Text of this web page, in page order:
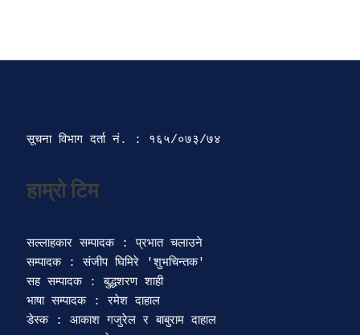
सूचना विभाग दर्ता‍ नं. : १६५/०७३/७४
हाम्रो टिम
सल्लाहकार सम्पादक : प्रभात चलाउने
सम्पादक : संजीप घिमिरे 'शुभचिन्तक'
सह सम्पादक : बुद्धशरण शाही
भाषा सम्पादक : रमेश दाहाल
डेस्क : आकाश गजुरेल र बाबुराम दाहाल